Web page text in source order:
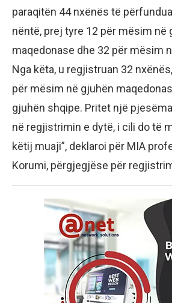
paraqitën 44 nxënës të
nëntë, prej tyre 12 për mësim në
maqedonase dhe 32 për mësim
Nga këta, u regjistruan 32
për mësim në gjuhën
gjuhën shqipe. Pritet një
në regjistrimin e dytë, i cili do të
këtij muaji”, deklaroi për MIA
Korumi, përgjegjëse për